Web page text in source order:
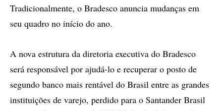
Tradicionalmente, o Bradesco anuncia mudanças em
seu quadro no início do ano.
A nova estrutura da diretoria executiva do Bradesco
será responsável por ajudá-lo e recuperar o posto de
segundo banco mais rentável do Brasil entre as grandes
instituições de varejo, perdido para o Santander Brasil